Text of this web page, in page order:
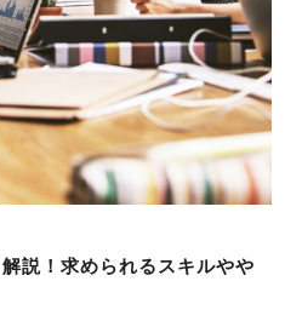
説！求められるスキルやや